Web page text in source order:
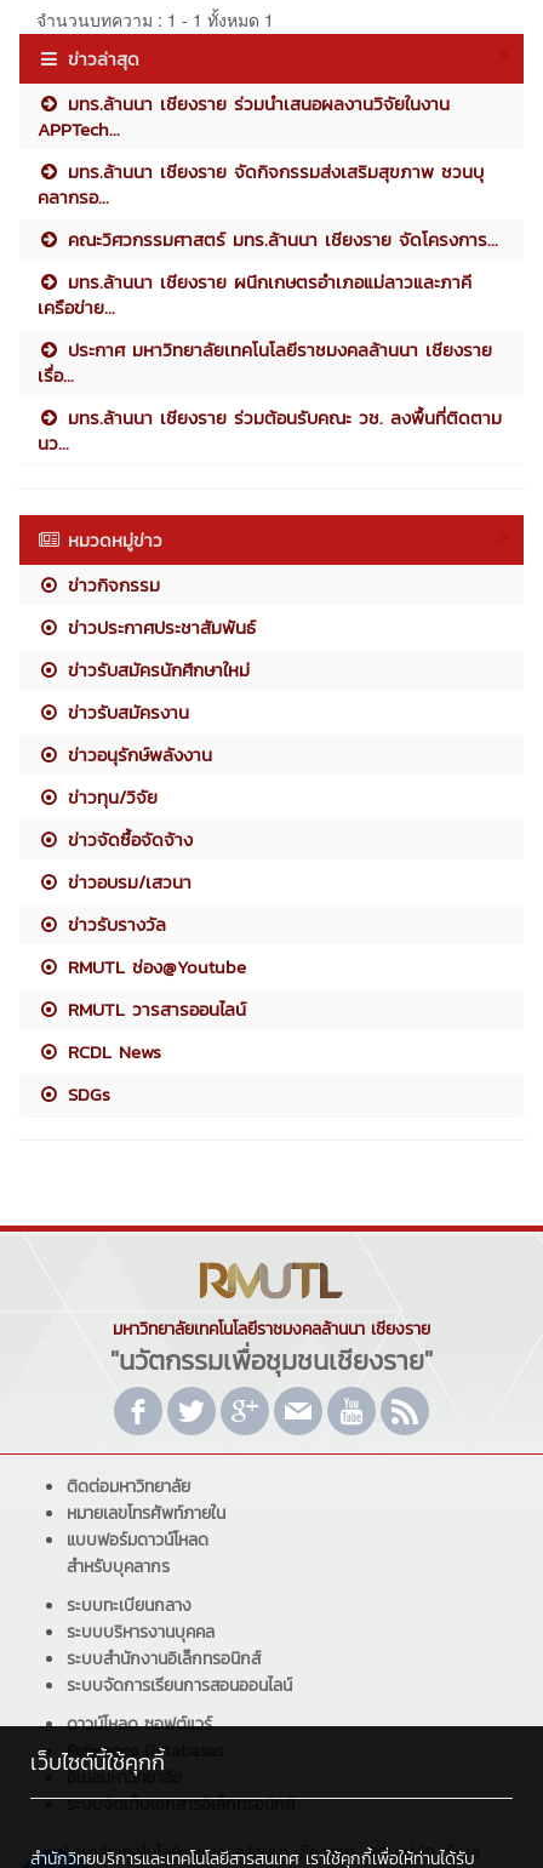
จำนวนบทความ : 1 - 1 ทั้งหมด 1
ข่าวล่าสุด
มทร.ล้านนา เชียงราย ร่วมนำเสนอผลงานวิจัยในงาน
APPTech...
มทร.ล้านนา เชียงราย จัดกิจกรรมส่งเสริมสุขภาพ ชวนบุ
คลากรอ...
คณะวิศวกรรมศาสตร์ มทร.ล้านนา เชียงราย จัดโครงการ...
มทร.ล้านนา เชียงราย ผนึกเกษตรอำเภอแม่ลาวและภาคี
เครือข่าย...
ประกาศ มหาวิทยาลัยเทคโนโลยีราชมงคลล้านนา เชียงราย
เรื่อ...
มทร.ล้านนา เชียงราย ร่วมต้อนรับคณะ วช. ลงพื้นที่ติดตาม
นว...
หมวดหมู่ข่าว
ข่าวกิจกรรม
ข่าวประกาศประชาสัมพันธ์
ข่าวรับสมัครนักศึกษาใหม่
ข่าวรับสมัครงาน
ข่าวอนุรักษ์พลังงาน
ข่าวทุน/วิจัย
ข่าวจัดซื้อจัดจ้าง
ข่าวอบรม/เสวนา
ข่าวรับรางวัล
RMUTL ช่อง@Youtube
RMUTL วารสารออนไลน์
RCDL News
SDGs
มหาวิทยาลัยเทคโนโลยีราชมงคลล้านนา เชียงราย
"นวัตกรรมเพื่อชุมชนเชียงราย"
ติดต่อมหาวิทยาลัย
หมายเลขโทรศัพท์ภายใน
แบบฟอร์มดาวน์โหลด
สำหรับบุคลากร
ระบบทะเบียนกลาง
ระบบบริหารงานบุคคล
ระบบสำนักงานอิเล็กทรอนิกส์
ระบบจัดการเรียนการสอนออนไลน์
ดาวน์โหลด ซอฟต์แวร์
Reference Databases
อีเมลมหาวิทยาลัย
ระบบจัดเก็บเอกสารอิเล็กทรอนิกส์
มหาวิทยาลัยเทคโนโลยีราชมงคลล้านนา เชียงราย : 99 หมู่ 10 ตำบล
เว็บไซต์นี้ใช้คุกกี้
สำนักวิทยบริการและเทคโนโลยีสารสนเทศ เราใช้คุกกี้เพื่อให้ท่านได้รับ